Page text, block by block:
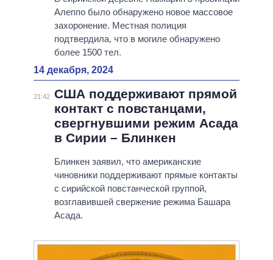
Алеппо было обнаружено новое массовое
захоронение. Местная полиция
подтвердила, что в могиле обнаружено
более 1500 тел.
14 декабря, 2024
21:42 США поддерживают прямой
контакт с повстанцами,
свергнувшими режим Асада
в Сирии – Блинкен
Блинкен заявил, что американские
чиновники поддерживают прямые контакты
с сирийской повстанческой группой,
возглавившей свержение режима Башара
Асада.